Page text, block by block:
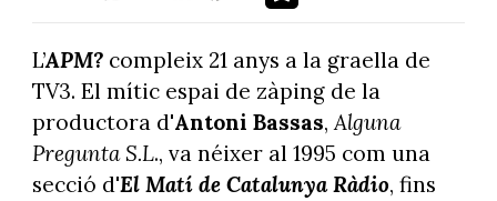
L’APM? compleix 21 anys a la graella de
TV3. El mític espai de zàping de la
productora d'Antoni Bassas,Alguna
Pregunta S.L., va néixer al 1995 com una
secció d'El Matí de Catalunya Ràdio, fins